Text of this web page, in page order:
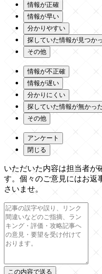
情報が正確
情報が早い
分かりやすい
探していた情報が見つか
その他
情報が不正確
情報が遅い
分かりにくい
探していた情報が無かっ
その他
アンケート
閉じる
いただいた内容は担当者が
す。個々のご意見にはお返
さいませ。